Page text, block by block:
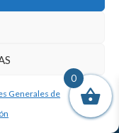
Generales de
0